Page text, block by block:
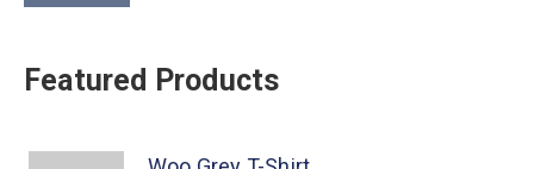
Featured Products